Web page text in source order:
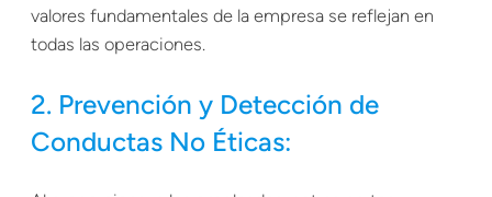
valores fundamentales de la empresa se reflejan en
todas las operaciones.
2. Prevención y Detección de
Conductas No Éticas: